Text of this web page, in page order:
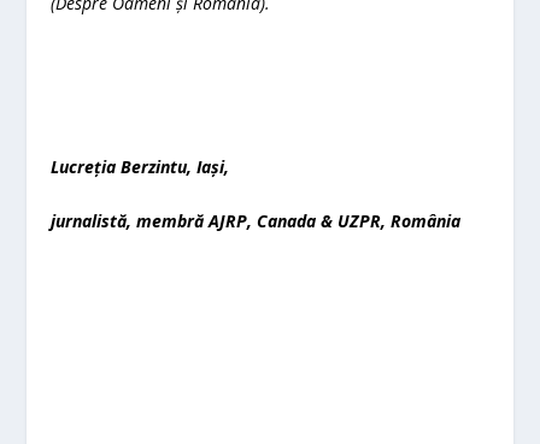
Lucreția Berzintu, Iași,
jurnalistă, membră AJRP, Canada & UZPR, România